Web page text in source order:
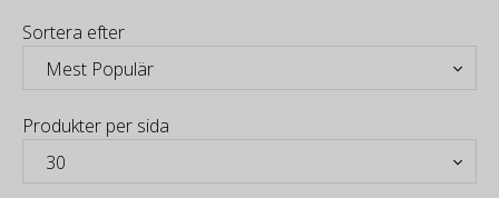
Sortera efter
Produkter per sida